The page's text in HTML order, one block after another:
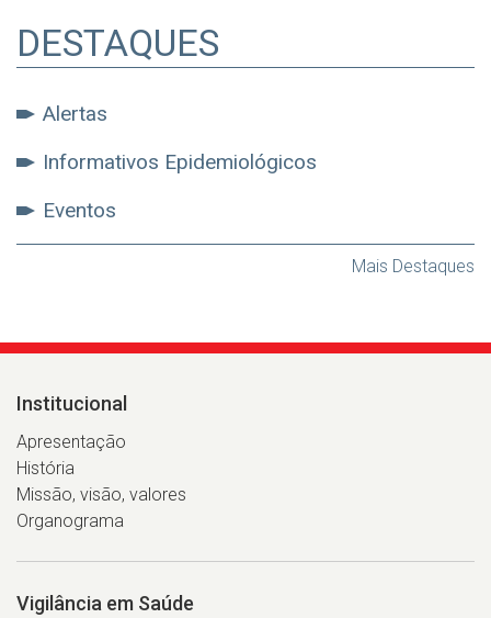
DESTAQUES
Alertas
Informativos Epidemiológicos
Eventos
Mais Destaques
Institucional
Apresentação
História
Missão, visão, valores
Organograma
Vigilância em Saúde